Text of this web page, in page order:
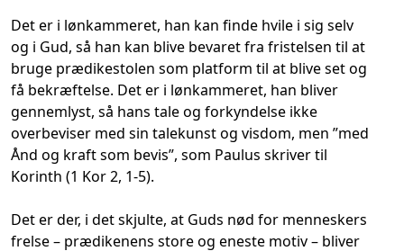
Det er i lønkammeret, han kan finde hvile i sig selv
og i Gud, så han kan blive bevaret fra fristelsen til at
bruge prædikestolen som platform til at blive set og
få bekræftelse. Det er i lønkammeret, han bliver
gennemlyst, så hans tale og forkyndelse ikke
overbeviser med sin talekunst og visdom, men ”med
Ånd og kraft som bevis”, som Paulus skriver til
Korinth (1 Kor 2, 1-5).
Det er der, i det skjulte, at Guds nød for menneskers
frelse – prædikenens store og eneste motiv – bliver